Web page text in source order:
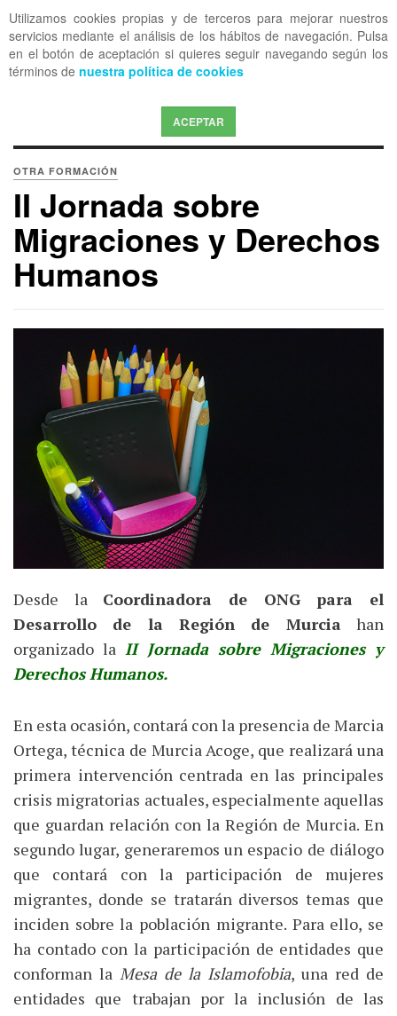
Utilizamos cookies propias y de terceros para mejorar nuestros
servicios mediante el análisis de los hábitos de navegación. Pulsa
en el botón de aceptación si quieres seguir navegando según los
términos de nuestra política de cookies
ACEPTAR
OFF CANVAS
OTRA FORMACIÓN
II Jornada sobre
Migraciones y Derechos
Humanos
Desde la Coordinadora de ONG para el
Desarrollo de la Región de Murcia han
organizado la II Jornada sobre Migraciones y
Derechos Humanos.
En esta ocasión, contará con la presencia de Marcia
Ortega, técnica de Murcia Acoge, que realizará una
primera intervención centrada en las principales
crisis migratorias actuales, especialmente aquellas
que guardan relación con la Región de Murcia. En
segundo lugar, generaremos un espacio de diálogo
que contará con la participación de mujeres
migrantes, donde se tratarán diversos temas que
inciden sobre la población migrante. Para ello, se
ha contado con la participación de entidades que
conforman la Mesa de la Islamofobia, una red de
entidades que trabajan por la inclusión de las